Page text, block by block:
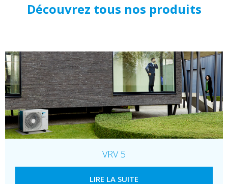
Découvrez tous nos produits
VRV 5
LIRE LA SUITE